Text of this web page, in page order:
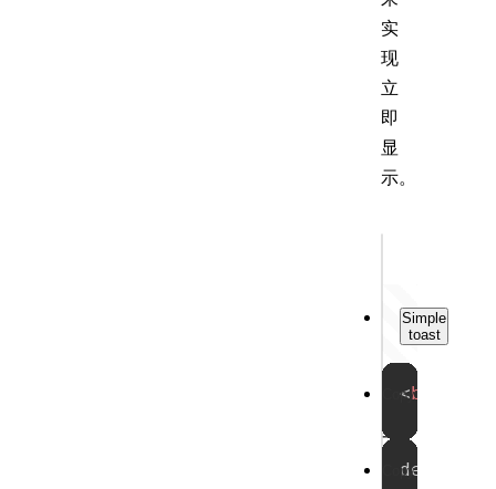
实
现
立
即
显
示。
Simple
toast
一
<button
Copy
Copy